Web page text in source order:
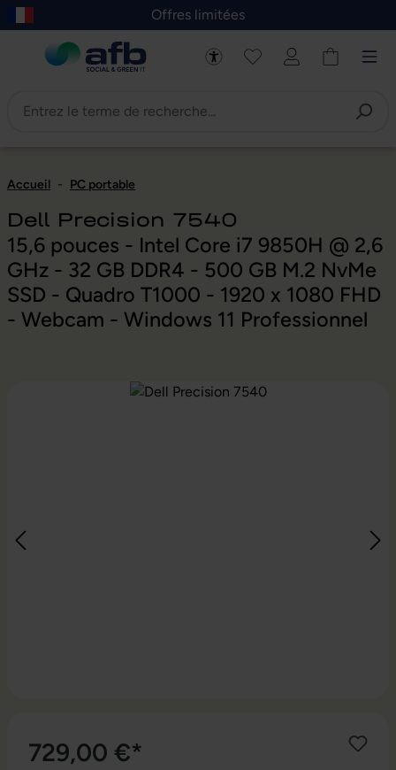
au contenu principal
Skip to B2B platform navigation
Offres limitées
Accueil - PC portable
Dell Precision 7540
15,6 pouces - Intel Core i7 9850H @ 2,6
GHz - 32 GB DDR4 - 500 GB M.2 NvMe
SSD - Quadro T1000 - 1920 x 1080 FHD
- Webcam - Windows 11 Professionnel
Ignorer la galerie d'images
729,00 €*